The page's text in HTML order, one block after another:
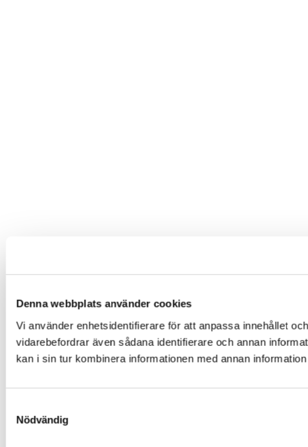
Denna webbplats använder cookies
Vi använder enhetsidentifierare för att anpassa innehållet
vidarebefordrar även sådana identifierare och annan
kan i sin tur kombinera informationen med annan
Nödvändig